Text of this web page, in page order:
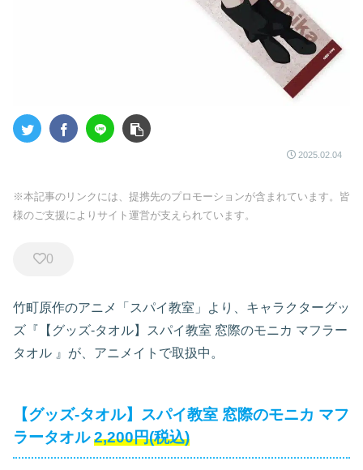
2025.02.04
※本記事のリンクには、提携先のプロモーションが含まれています。皆
様のご支援によりサイト運営が支えられています。
0
竹町原作のアニメ「スパイ教室」より、キャラクターグッ
ズ『【グッズ-タオル】スパイ教室 窓際のモニカ マフラー
タオル 』が、アニメイトで取扱中。
【グッズ-タオル】スパイ教室 窓際のモニカ マフ
ラータオル 2,200円(税込)